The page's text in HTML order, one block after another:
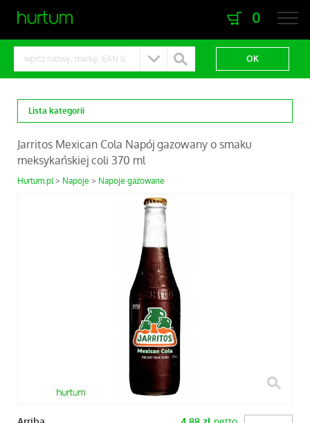
0
Lista kategorii
Jarritos Mexican Cola Napój gazowany o smaku
meksykańskiej coli 370 ml
Hurtum.pl Napoje Napoje gazowane